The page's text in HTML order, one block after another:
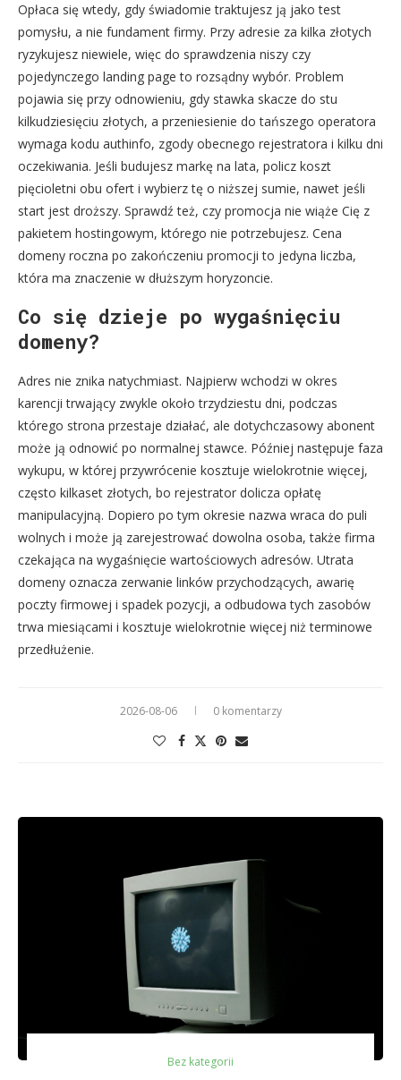
Opłaca się wtedy, gdy świadomie traktujesz ją jako test
pomysłu, a nie fundament firmy. Przy adresie za kilka złotych
ryzykujesz niewiele, więc do sprawdzenia niszy czy
pojedynczego landing page to rozsądny wybór. Problem
pojawia się przy odnowieniu, gdy stawka skacze do stu
kilkudziesięciu złotych, a przeniesienie do tańszego operatora
wymaga kodu authinfo, zgody obecnego rejestratora i kilku dni
oczekiwania. Jeśli budujesz markę na lata, policz koszt
pięcioletni obu ofert i wybierz tę o niższej sumie, nawet jeśli
start jest droższy. Sprawdź też, czy promocja nie wiąże Cię z
pakietem hostingowym, którego nie potrzebujesz. Cena
domeny roczna po zakończeniu promocji to jedyna liczba,
która ma znaczenie w dłuższym horyzoncie.
Co się dzieje po wygaśnięciu
domeny?
Adres nie znika natychmiast. Najpierw wchodzi w okres
karencji trwający zwykle około trzydziestu dni, podczas
którego strona przestaje działać, ale dotychczasowy abonent
może ją odnowić po normalnej stawce. Później następuje faza
wykupu, w której przywrócenie kosztuje wielokrotnie więcej,
często kilkaset złotych, bo rejestrator dolicza opłatę
manipulacyjną. Dopiero po tym okresie nazwa wraca do puli
wolnych i może ją zarejestrować dowolna osoba, także firma
czekająca na wygaśnięcie wartościowych adresów. Utrata
domeny oznacza zerwanie linków przychodzących, awarię
poczty firmowej i spadek pozycji, a odbudowa tych zasobów
trwa miesiącami i kosztuje wielokrotnie więcej niż terminowe
przedłużenie.
2026-08-06 0 komentarzy
Bez kategorii